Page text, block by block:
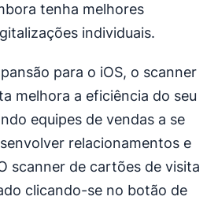
tenha melhores
individuais.
para o iOS, o scanner
melhora a eficiência do seu
equipes de vendas a se
relacionamentos e
scanner de cartões de visita
clicando-se no botão de